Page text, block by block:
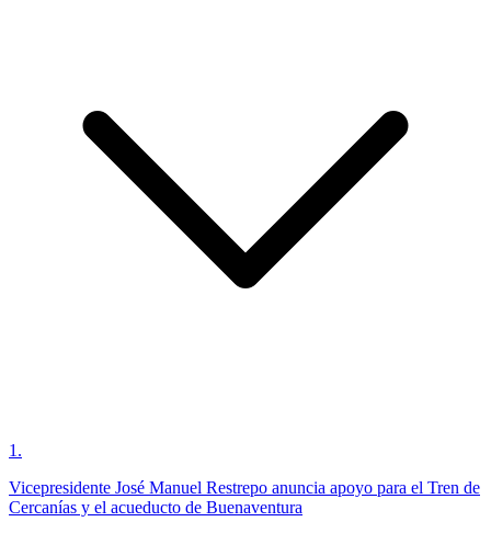
1 .
Vicepresidente José Manuel Restrepo anuncia apoyo para el Tren de
Cercanías y el acueducto de Buenaventura